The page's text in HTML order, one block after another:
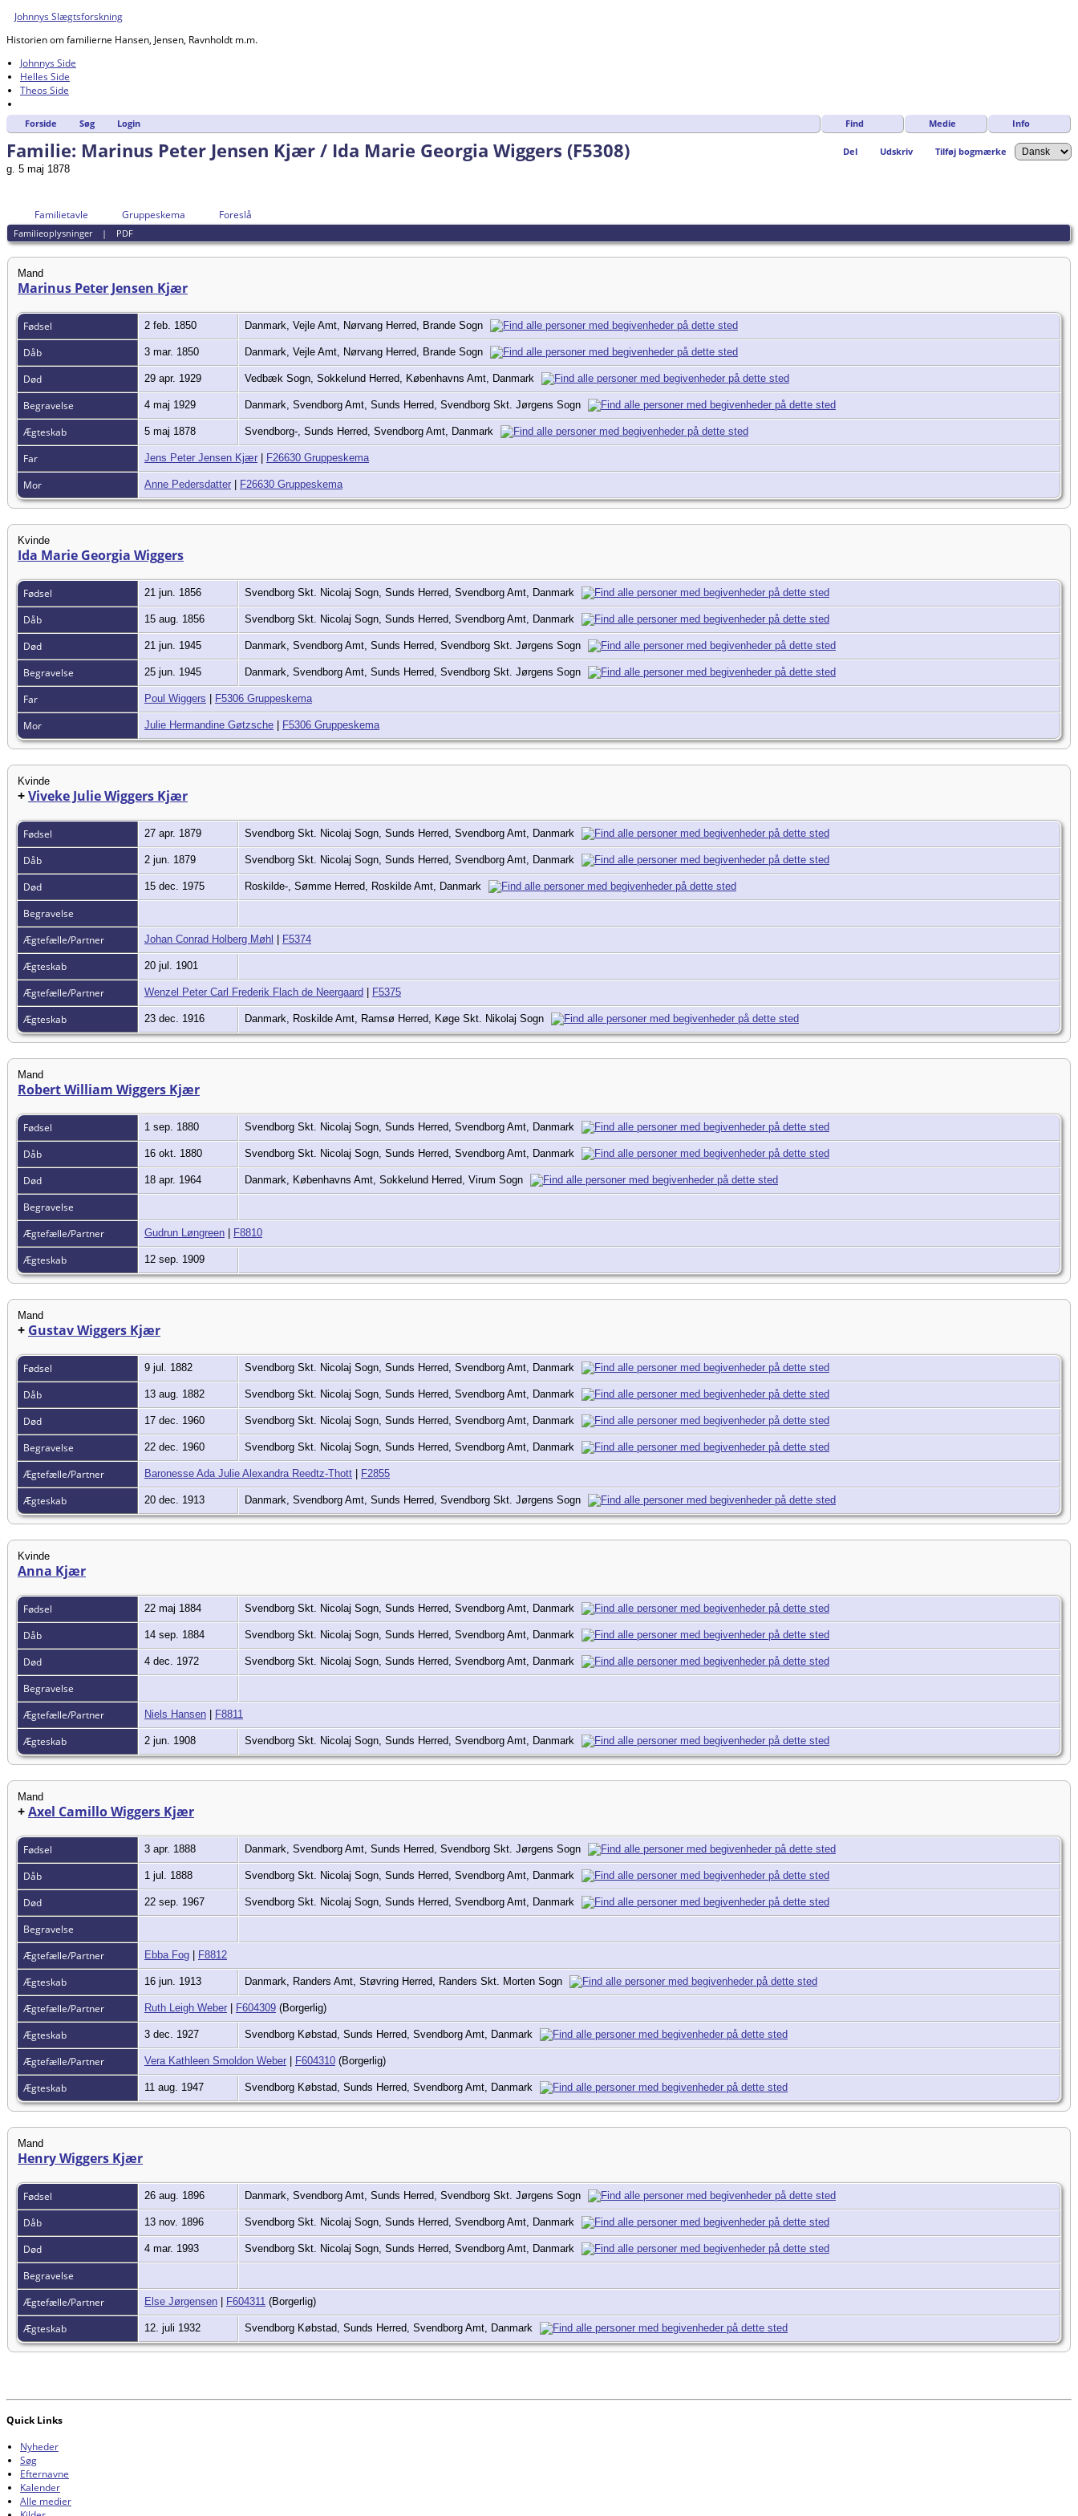
Johnnys Slægtsforskning
Historien om familierne Hansen, Jensen, Ravnholdt m.m.
Johnnys Side
Helles Side
Theos Side
Find Medie Info
Forside Søg Login
Del Udskriv Tilføj bogmærke
Familie: Marinus Peter Jensen Kjær / Ida Marie Georgia Wiggers (F5308)
g. 5 maj 1878
Familietavle Gruppeskema Foreslå
Familieoplysninger| PDF
Mand
Marinus Peter Jensen Kjær
Fødsel 2 feb. 1850 Danmark, Vejle Amt, Nørvang Herred, Brande Sogn
Dåb 3 mar. 1850 Danmark, Vejle Amt, Nørvang Herred, Brande Sogn
Død 29 apr. 1929 Vedbæk Sogn, Sokkelund Herred, Københavns Amt, Danmark
Begravelse 4 maj 1929 Danmark, Svendborg Amt, Sunds Herred, Svendborg Skt. Jørgens Sogn
Ægteskab 5 maj 1878 Svendborg-, Sunds Herred, Svendborg Amt, Danmark
Far Jens Peter Jensen Kjær F26630 Gruppeskema
Mor Anne Pedersdatter F26630 Gruppeskema
Kvinde
Ida Marie Georgia Wiggers
Fødsel 21 jun. 1856 Svendborg Skt. Nicolaj Sogn, Sunds Herred, Svendborg Amt, Danmark
Dåb 15 aug. 1856 Svendborg Skt. Nicolaj Sogn, Sunds Herred, Svendborg Amt, Danmark
Død 21 jun. 1945 Danmark, Svendborg Amt, Sunds Herred, Svendborg Skt. Jørgens Sogn
Begravelse 25 jun. 1945 Danmark, Svendborg Amt, Sunds Herred, Svendborg Skt. Jørgens Sogn
Far Poul Wiggers F5306 Gruppeskema
Mor Julie Hermandine Gøtzsche F5306 Gruppeskema
Kvinde
+Viveke Julie Wiggers Kjær
Fødsel 27 apr. 1879 Svendborg Skt. Nicolaj Sogn, Sunds Herred, Svendborg Amt, Danmark
Dåb 2 jun. 1879 Svendborg Skt. Nicolaj Sogn, Sunds Herred, Svendborg Amt, Danmark
Død 15 dec. 1975 Roskilde-, Sømme Herred, Roskilde Amt, Danmark
Begravelse
Ægtefælle/Partner
Johan Conrad Holberg Møhl F5374
Ægteskab 20 jul. 1901
Ægtefælle/Partner Wenzel Peter Carl Frederik Flach de Neergaard F5375
Ægteskab 23 dec. 1916 Danmark, Roskilde Amt, Ramsø Herred, Køge Skt. Nikolaj Sogn
Mand
Robert William Wiggers Kjær
Fødsel 1 sep. 1880 Svendborg Skt. Nicolaj Sogn, Sunds Herred, Svendborg Amt, Danmark
Dåb 16 okt. 1880 Svendborg Skt. Nicolaj Sogn, Sunds Herred, Svendborg Amt, Danmark
Død 18 apr. 1964 Danmark, Københavns Amt, Sokkelund Herred, Virum Sogn
Begravelse
Ægtefælle/Partner
Gudrun Løngreen F8810
Ægteskab 12 sep. 1909
Mand
+ Gustav Wiggers Kjær
Fødsel 9 jul. 1882 Svendborg Skt. Nicolaj Sogn, Sunds Herred, Svendborg Amt, Danmark
Dåb 13 aug. 1882 Svendborg Skt. Nicolaj Sogn, Sunds Herred, Svendborg Amt, Danmark
Død 17 dec. 1960 Svendborg Skt. Nicolaj Sogn, Sunds Herred, Svendborg Amt, Danmark
Begravelse 22 dec. 1960 Svendborg Skt. Nicolaj Sogn, Sunds Herred, Svendborg Amt, Danmark
Ægtefælle/Partner Baronesse Ada Julie Alexandra Reedtz-Thott F2855
Ægteskab 20 dec. 1913 Danmark, Svendborg Amt, Sunds Herred, Svendborg Skt. Jørgens Sogn
Kvinde
Anna Kjær
Fødsel 22 maj 1884 Svendborg Skt. Nicolaj Sogn, Sunds Herred, Svendborg Amt, Danmark
Dåb 14 sep. 1884 Svendborg Skt. Nicolaj Sogn, Sunds Herred, Svendborg Amt, Danmark
Død 4 dec. 1972 Svendborg Skt. Nicolaj Sogn, Sunds Herred, Svendborg Amt, Danmark
Begravelse
Ægtefælle/Partner
Niels Hansen F8811
Ægteskab 2 jun. 1908 Svendborg Skt. Nicolaj Sogn, Sunds Herred, Svendborg Amt, Danmark
Mand
+Axel Camillo Wiggers Kjær
Fødsel 3 apr. 1888 Danmark, Svendborg Amt, Sunds Herred, Svendborg Skt. Jørgens Sogn
Dåb 1 jul. 1888 Svendborg Skt. Nicolaj Sogn, Sunds Herred, Svendborg Amt, Danmark
Død 22 sep. 1967 Svendborg Skt. Nicolaj Sogn, Sunds Herred, Svendborg Amt, Danmark
Begravelse
Ægtefælle/Partner
Ebba Fog F8812
Ægteskab 16 jun. 1913 Danmark, Randers Amt, Støvring Herred, Randers Skt. Morten Sogn
Ægtefælle/Partner Ruth Leigh Weber F604309 (Borgerlig)
Ægteskab 3 dec. 1927 Svendborg Købstad, Sunds Herred, Svendborg Amt, Danmark
Ægtefælle/Partner Vera Kathleen Smoldon Weber F604310 (Borgerlig)
Ægteskab 11 aug. 1947 Svendborg Købstad, Sunds Herred, Svendborg Amt, Danmark
Mand
Henry Wiggers Kjær
Fødsel 26 aug. 1896 Danmark, Svendborg Amt, Sunds Herred, Svendborg Skt. Jørgens Sogn
Dåb 13 nov. 1896 Svendborg Skt. Nicolaj Sogn, Sunds Herred, Svendborg Amt, Danmark
Død 4 mar. 1993 Svendborg Skt. Nicolaj Sogn, Sunds Herred, Svendborg Amt, Danmark
Begravelse
Ægtefælle/Partner
Else Jørgensen F604311 (Borgerlig)
Ægteskab 12. juli 1932 Svendborg Købstad, Sunds Herred, Svendborg Amt, Danmark
Quick Links
Nyheder
Søg
Efternavne
Kalender
Alle medier